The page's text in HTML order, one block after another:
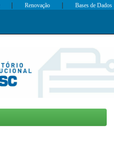
| Renovação | Bases de Dados